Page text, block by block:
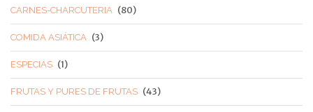
CARNES-CHARCUTERIA (80)
COMIDA ASIÁTICA (3)
ESPECIAS (1)
FRUTAS Y PURES DE FRUTAS (43)